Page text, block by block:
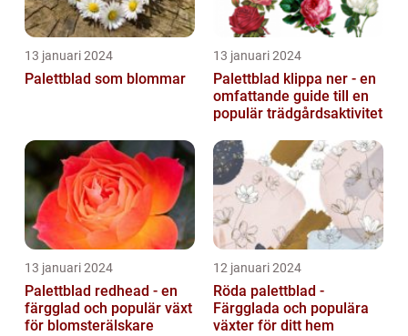
13 januari 2024
Palettblad som blommar
13 januari 2024
Palettblad klippa ner - en
omfattande guide till en
populär trädgårdsaktivitet
13 januari 2024
Palettblad redhead - en
färgglad och populär växt
för blomsterälskare
12 januari 2024
Röda palettblad -
Färgglada och populära
växter för ditt hem